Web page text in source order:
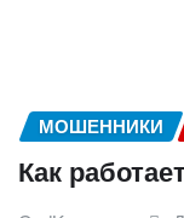
МОШЕННИКИ
Как